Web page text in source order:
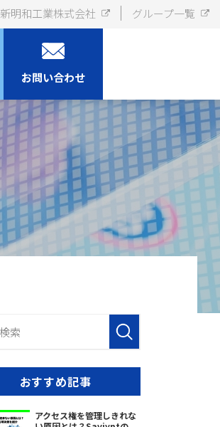
お問い合わせ
新明和工業株式会社 グループ一覧
おすすめ記事
アクセス権を管理しきれな